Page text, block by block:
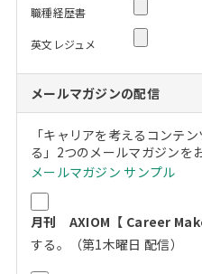
職種経歴書
英文レジュメ
メールマガジンの配信
「キャリアを考えるコンテ
る」2つのメールマガジンを
メールマガジン サンプル
月刊 AXIOM【 Career
する。（第1木曜日 配信）